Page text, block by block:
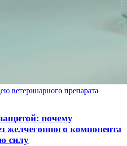
ветеринарного препарата
почему
желчегонного компонента
силу